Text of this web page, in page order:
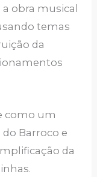
obra musical
temas
da
como um
Barroco e
da